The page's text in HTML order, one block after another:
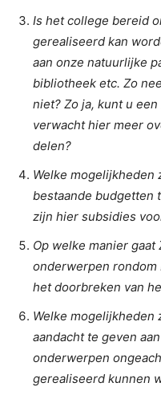
Is het college bereid
gerealiseerd kan
aan onze natuurlijke
bibliotheek etc. Zo
niet? Zo ja, kunt u
verwacht hier meer
delen?
Welke mogelijkheden
bestaande budgetten
zijn hier subsidies
Op welke manier
onderwerpen
het doorbreken van
Welke mogelijkheden
aandacht te geven
onderwerpen
gerealiseerd kunnen